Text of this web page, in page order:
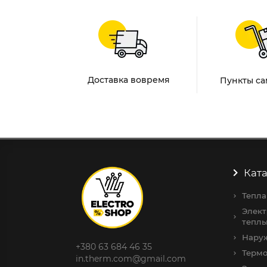
Доставка вовремя Пункты
+380 63 684 46 35
in.therm.com@gmail.com